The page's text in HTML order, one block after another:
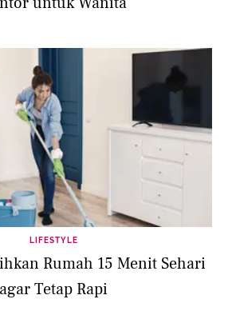
LIFESTYLE
Rumah 15 Menit Sehari
agar Tetap Rapi